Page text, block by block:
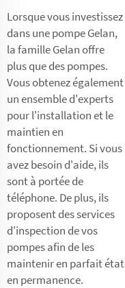
Lorsque vous investissez
dans une pompe Gelan,
la famille Gelan offre
plus que des pompes.
Vous obtenez également
un ensemble d'experts
pour l'installation et le
maintien en
fonctionnement. Si vous
avez besoin d'aide, ils
sont à portée de
téléphone. De plus, ils
proposent des services
d'inspection de vos
pompes afin de les
maintenir en parfait état
en permanence.